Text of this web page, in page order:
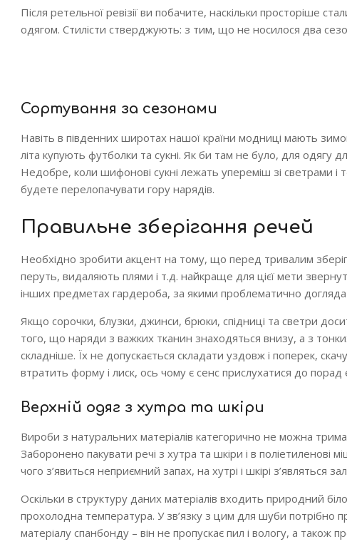
Після ретельної ревізії ви побачите, наскільки просторіше
одягом. Стилісти стверджують: з тим, що не носилося два
Сортування за сезонами
Навіть в південних широтах нашої країни модниці мають
літа купують футболки та сукні. Як би там не було, для одягу
Недобре, коли шифонові сукні лежать упереміш зі светрами
будете перелопачувати гору нарядів.
Правильне зберігання речей
Необхідно зробити акцент на тому, що перед тривалим
перуть, видаляють плями і т.д. найкраще для цієї мети
інших предметах гардероба, за якими проблематично
Якщо сорочки, блузки, джинси, брюки, спідниці та светри
того, що наряди з важких тканин знаходяться внизу, а з
складніше. Їх не допускається складати уздовж і поперек,
втратить форму і лиск, ось чому є сенс прислухатися до порад
Верхній одяг з хутра та шкіри
Вироби з натуральних матеріалів категорично не можна
Заборонено пакувати речі з хутра та шкіри і в поліетиленові
чого з’явиться неприємний запах, на хутрі і шкірі з’являться
Оскільки в структуру даних матеріалів входить природний
прохолодна температура. У зв’язку з цим для шуби потрібно
матеріалу спанбонду – він не пропускає пил і вологу, а також